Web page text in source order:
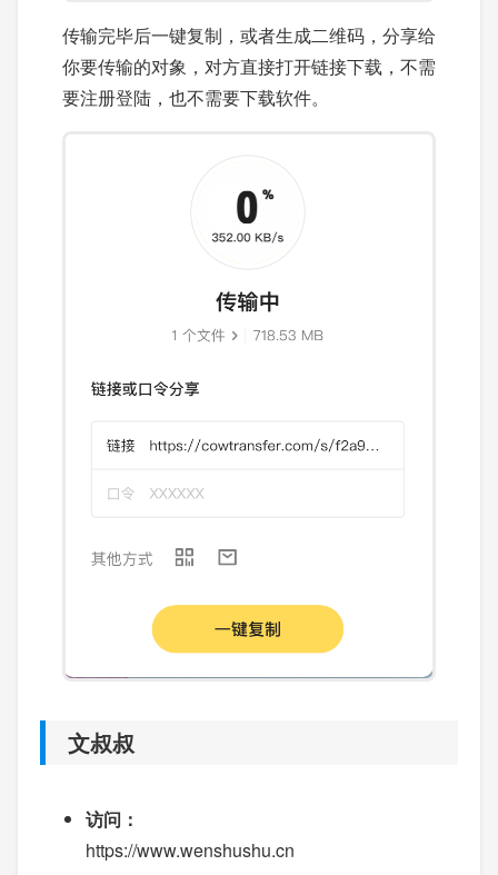
传输完毕后一键复制，或者生成二维码，分享给
你要传输的对象，对方直接打开链接下载，不需
要注册登陆，也不需要下载软件。
文叔叔
访问：
https://www.wenshushu.cn